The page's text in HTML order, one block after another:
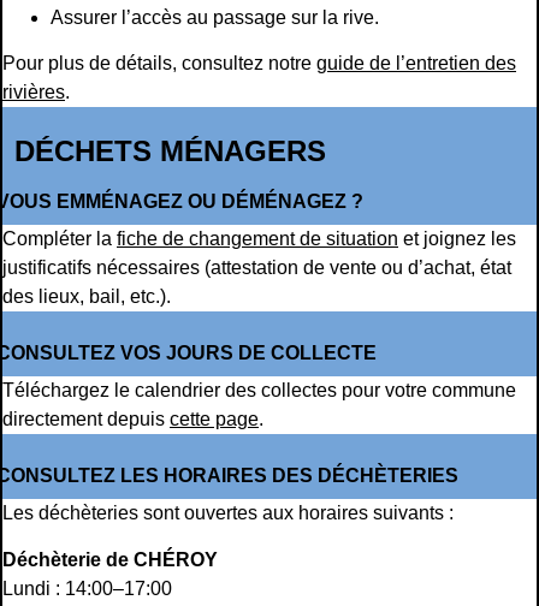
Assurer l’accès au passage sur la rive.
Pour plus de détails, consultez notre guide de l’entretien des
rivières.
DÉCHETS MÉNAGERS
EMMÉNAGEZ OU DÉMÉNAGEZ ?
Compléter la fiche de changement de situation et joignez les
justificatifs nécessaires (attestation de vente ou d’achat, état
des lieux, bail, etc.).
VOS JOURS DE COLLECTE
Téléchargez le calendrier des collectes pour votre commune
directement depuis cette page.
LES HORAIRES DES DÉCHÈTERIES
Les déchèteries sont ouvertes aux horaires suivants :
Déchèterie de CHÉROY
Lundi : 14:00–17:00